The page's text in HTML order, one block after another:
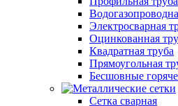
Электросварная
Оцинкованная
Квадратная труба
Прямоугольная
Бесшовные
Сетка сварная